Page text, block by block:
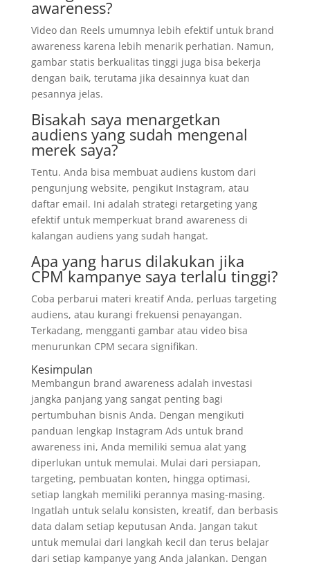
awareness?
Video dan Reels umumnya lebih efektif untuk brand
awareness karena lebih menarik perhatian. Namun,
gambar statis berkualitas tinggi juga bisa bekerja
dengan baik, terutama jika desainnya kuat dan
pesannya jelas.
Bisakah saya menargetkan
audiens yang sudah mengenal
merek saya?
Tentu. Anda bisa membuat audiens kustom dari
pengunjung website, pengikut Instagram, atau
daftar email. Ini adalah strategi retargeting yang
efektif untuk memperkuat brand awareness di
kalangan audiens yang sudah hangat.
Apa yang harus dilakukan jika
CPM kampanye saya terlalu tinggi?
Coba perbarui materi kreatif Anda, perluas targeting
audiens, atau kurangi frekuensi penayangan.
Terkadang, mengganti gambar atau video bisa
menurunkan CPM secara signifikan.
Kesimpulan
Membangun brand awareness adalah investasi
jangka panjang yang sangat penting bagi
pertumbuhan bisnis Anda. Dengan mengikuti
panduan lengkap Instagram Ads untuk brand
awareness ini, Anda memiliki semua alat yang
diperlukan untuk memulai. Mulai dari persiapan,
targeting, pembuatan konten, hingga optimasi,
setiap langkah memiliki perannya masing-masing.
Ingatlah untuk selalu konsisten, kreatif, dan berbasis
data dalam setiap keputusan Anda. Jangan takut
untuk memulai dari langkah kecil dan terus belajar
dari setiap kampanye yang Anda jalankan. Dengan